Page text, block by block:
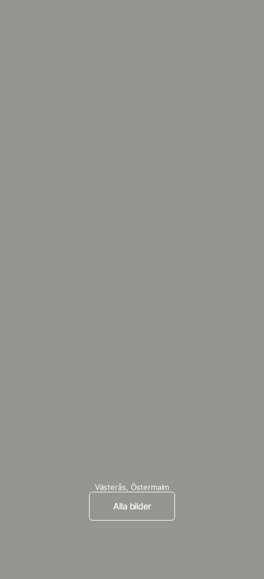
Västerås, Östermalm
Alla bilder